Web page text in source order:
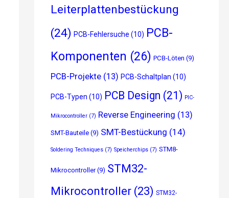
Leiterplattenbestückung
(24) PCB-Fehlersuche (10) PCB-
Komponenten (26) PCB-Löten (9)
PCB-Projekte(13) PCB-Schaltplan (10)
PCB-Typen (10) PCB Design (21) PIC-
Mikrocontroller(7) Reverse Engineering (13)
SMT-Bauteile(9) SMT-Bestückung (14)
Soldering Techniques(7) Speicherchips(7) STM8-
Mikrocontroller(9) STM32-
Mikrocontroller(23) STM32-